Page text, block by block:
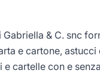
Gabriella & C. snc
e cartone,
e cartelle con e